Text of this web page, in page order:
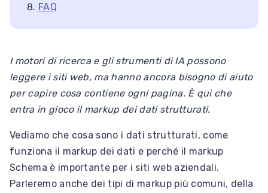
FAQ
I motori di ricerca e gli strumenti di IA possono
leggere i siti web, ma hanno ancora bisogno di aiuto
per capire cosa contiene ogni pagina. È qui che
entra in gioco il markup dei dati strutturati.
Vediamo che cosa sono i dati strutturati, come
funziona il markup dei dati e perché il markup
Schema è importante per i siti web aziendali.
Parleremo anche dei tipi di markup più comuni, della